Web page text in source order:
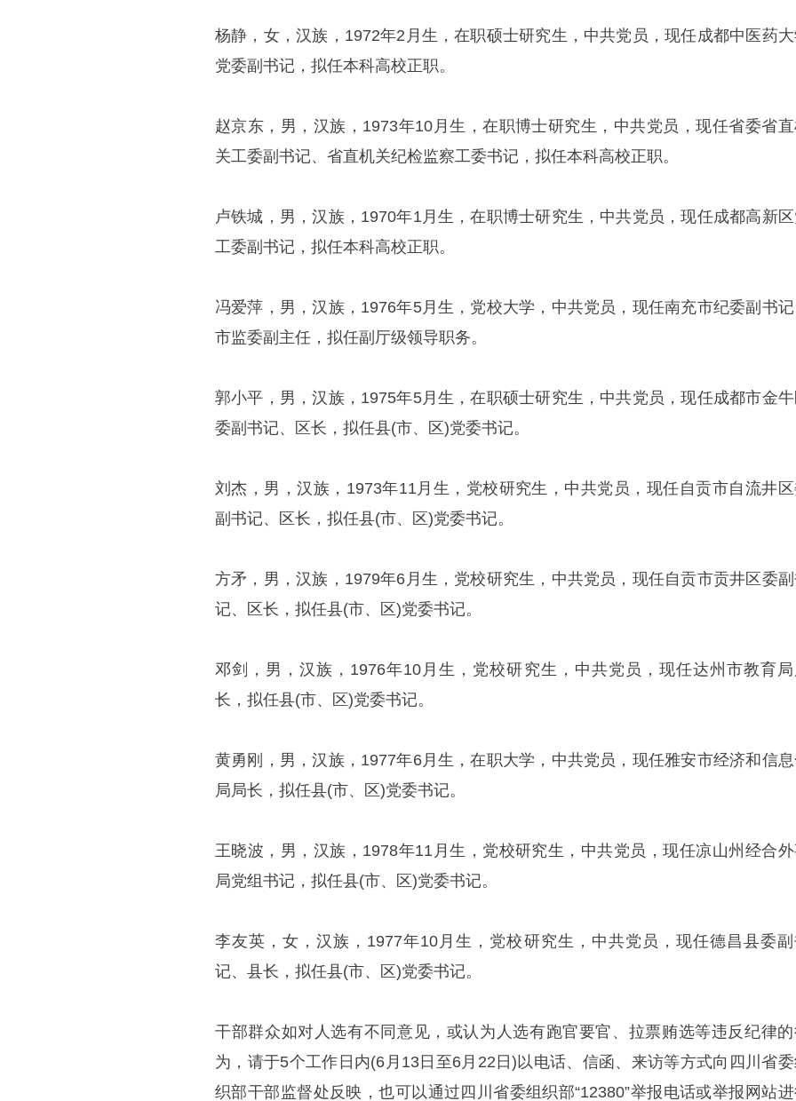
杨静，女，汉族，1972年2月生，在职硕士研究生，中共党员，现任成都中医药
党委副书记，拟任本科高校正职。
赵京东，男，汉族，1973年10月生，在职博士研究生，中共党员，现任省委省
关工委副书记、省直机关纪检监察工委书记，拟任本科高校正职。
卢铁城，男，汉族，1970年1月生，在职博士研究生，中共党员，现任成都高新
工委副书记，拟任本科高校正职。
冯爱萍，男，汉族，1976年5月生，党校大学，中共党员，现任南充市纪委副书记
市监委副主任，拟任副厅级领导职务。
郭小平，男，汉族，1975年5月生，在职硕士研究生，中共党员，现任成都市金牛
委副书记、区长，拟任县(市、区)党委书记。
刘杰，男，汉族，1973年11月生，党校研究生，中共党员，现任自贡市自流井
副书记、区长，拟任县(市、区)党委书记。
方矛，男，汉族，1979年6月生，党校研究生，中共党员，现任自贡市贡井区委
记、区长，拟任县(市、区)党委书记。
邓剑，男，汉族，1976年10月生，党校研究生，中共党员，现任达州市教育局
长，拟任县(市、区)党委书记。
黄勇刚，男，汉族，1977年6月生，在职大学，中共党员，现任雅安市经济和信
局局长，拟任县(市、区)党委书记。
王晓波，男，汉族，1978年11月生，党校研究生，中共党员，现任凉山州经合
局党组书记，拟任县(市、区)党委书记。
李友英，女，汉族，1977年10月生，党校研究生，中共党员，现任德昌县委副
记、县长，拟任县(市、区)党委书记。
干部群众如对人选有不同意见，或认为人选有跑官要官、拉票贿选等违反纪律
为，请于5个工作日内(6月13日至6月22日)以电话、信函、来访等方式向四川省委
织部干部监督处反映，也可以通过四川省委组织部“12380”举报电话或举报网站